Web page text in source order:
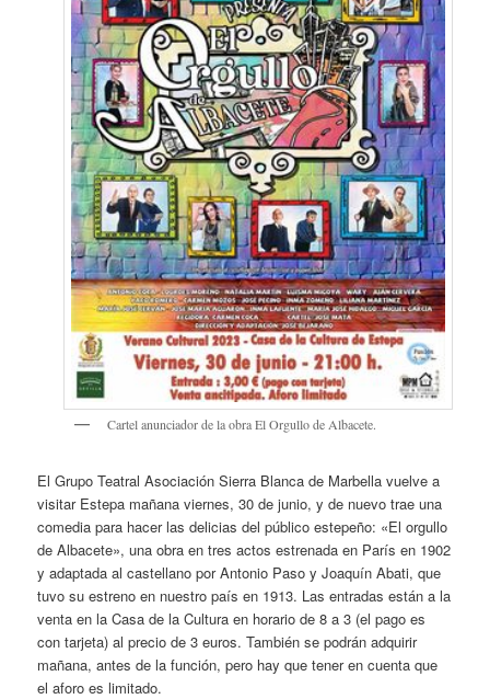
Cartel anunciador de la obra El Orgullo de Albacete.
El Grupo Teatral Asociación Sierra Blanca de Marbella vuelve a
visitar Estepa mañana viernes, 30 de junio, y de nuevo trae una
comedia para hacer las delicias del público estepeño: «El orgullo
de Albacete», una obra en tres actos estrenada en París en 1902
y adaptada al castellano por Antonio Paso y Joaquín Abati, que
tuvo su estreno en nuestro país en 1913. Las entradas están a la
venta en la Casa de la Cultura en horario de 8 a 3 (el pago es
con tarjeta) al precio de 3 euros. También se podrán adquirir
mañana, antes de la función, pero hay que tener en cuenta que
el aforo es limitado.